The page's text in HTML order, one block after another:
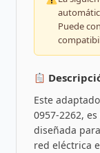
Puede
Este
0957-2262,
diseñada
red eléctrica